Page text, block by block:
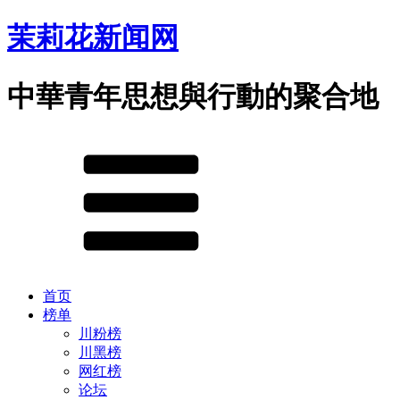
茉莉花新闻网
中華青年思想與行動的聚合地
首页
榜单
川粉榜
川黑榜
网红榜
论坛